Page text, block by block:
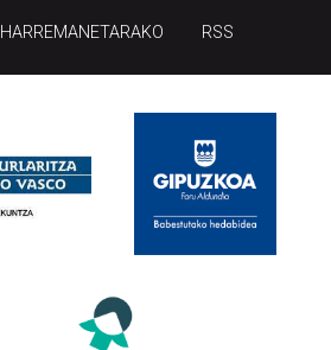
HARREMANETARAKO RSS